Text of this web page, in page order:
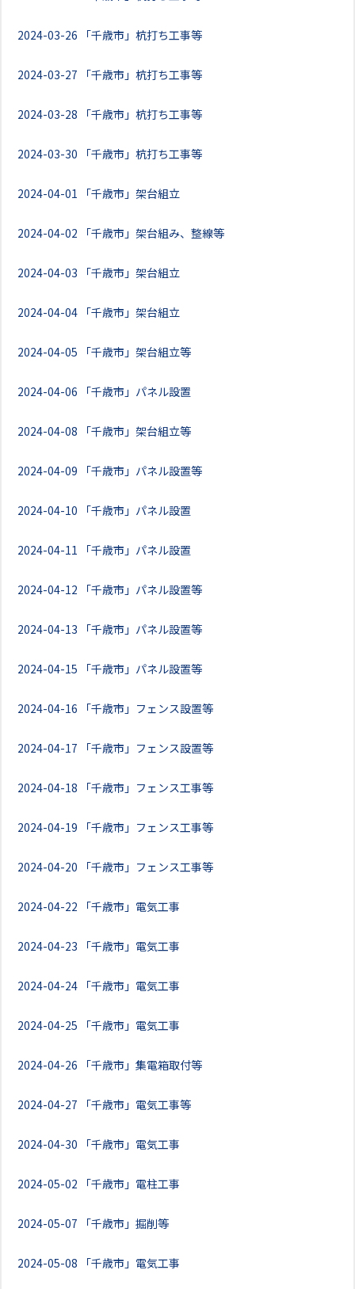
2024-03-26 「千歳市」杭打ち工事等
2024-03-27 「千歳市」杭打ち工事等
2024-03-28 「千歳市」杭打ち工事等
2024-03-30 「千歳市」杭打ち工事等
2024-04-01 「千歳市」架台組立
2024-04-02 「千歳市」架台組み、整線等
2024-04-03 「千歳市」架台組立
2024-04-04 「千歳市」架台組立
2024-04-05 「千歳市」架台組立等
2024-04-06 「千歳市」パネル設置
2024-04-08 「千歳市」架台組立等
2024-04-09 「千歳市」パネル設置等
2024-04-10 「千歳市」パネル設置
2024-04-11 「千歳市」パネル設置
2024-04-12 「千歳市」パネル設置等
2024-04-13 「千歳市」パネル設置等
2024-04-15 「千歳市」パネル設置等
2024-04-16 「千歳市」フェンス設置等
2024-04-17 「千歳市」フェンス設置等
2024-04-18 「千歳市」フェンス工事等
2024-04-19 「千歳市」フェンス工事等
2024-04-20 「千歳市」フェンス工事等
2024-04-22 「千歳市」電気工事
2024-04-23 「千歳市」電気工事
2024-04-24 「千歳市」電気工事
2024-04-25 「千歳市」電気工事
2024-04-26 「千歳市」集電箱取付等
2024-04-27 「千歳市」電気工事等
2024-04-30 「千歳市」電気工事
2024-05-02 「千歳市」電柱工事
2024-05-07 「千歳市」掘削等
2024-05-08 「千歳市」電気工事